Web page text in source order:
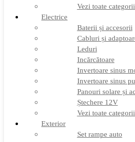
Baterii și accesorii
Cabluri și adaptoare
Leduri
Incărcătoare
Invertoare sinus
Invertoare sinus pur
Panouri solare și
Ștechere 12V
Vezi toate categoriile
Set rampe auto
Scara rulota
Suport bicicleta auto
Vezi toate categoriile
Frigidere și Lăzi Frigorifice
Frigidere
Vezi toate
Electrice
Baterii și accesorii
Cabluri și
Leduri
Incărcătoare
Invertoare sinus
Invertoare sinus
Panouri solare și
Ștechere 12V
Vezi toate
Exterior
Set rampe auto